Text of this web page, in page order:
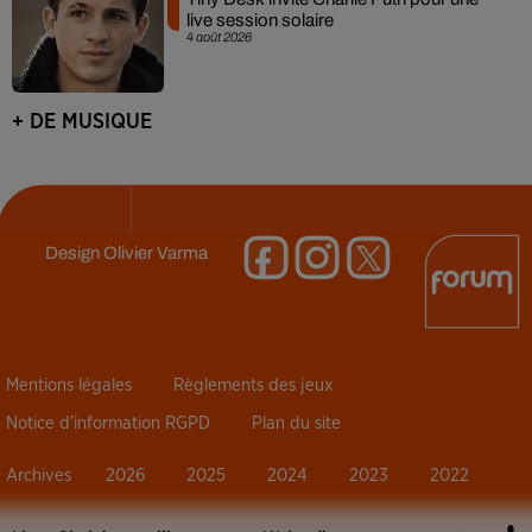
4 août 2026
live session solaire
+ DE MUSIQUE
DesignOlivier Varma
Mentions légales Règlements des jeux
Notice d’information RGPD Plan du site
Archives 2026 2025 2024 2023 2022